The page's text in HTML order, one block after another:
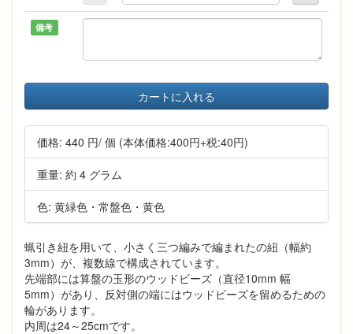
備考
カートに入れる
価格: 440 円/ 個 (本体価格:400円+税:40円)
重量: 約 4 グラム
色: 黄緑色・常盤色・黄色
蝋引き紐を用いて、小さく三つ編みで編まれたの紐（幅約
3mm）が、複数線で構成されています。
先端部には算盤の玉形のウッドビーズ（直径10mm 幅
5mm）があり、反対側の端にはウッドビーズを留めるための
輪があります。
内周は24～25cmです。